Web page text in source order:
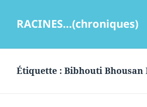
RACINES…(chroniques)
Étiquette :Bibhouti Bhousan